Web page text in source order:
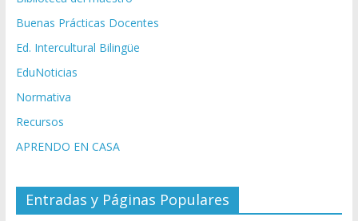
Buenas Prácticas Docentes
Ed. Intercultural Bilingüe
EduNoticias
Normativa
Recursos
APRENDO EN CASA
Entradas y Páginas Populares